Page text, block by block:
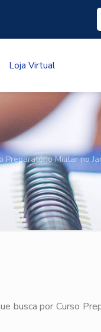
Loja Virtual
Preparatório Militar no
busca por Curso